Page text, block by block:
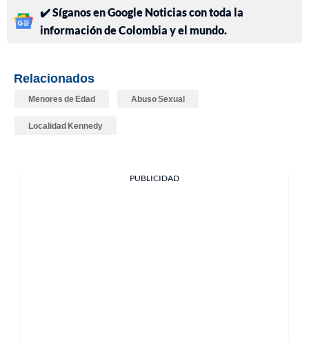
✔️ Síganos en Google Noticias con toda la
información de Colombia y el mundo.
Relacionados
Menores de Edad Abuso Sexual
Localidad Kennedy
PUBLICIDAD